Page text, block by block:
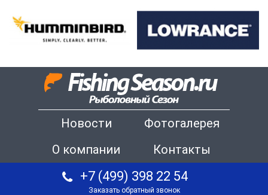
Новости
Фотогалерея
О компании
Контакты
+7 (499) 398 22 54
Заказать обратный звонок